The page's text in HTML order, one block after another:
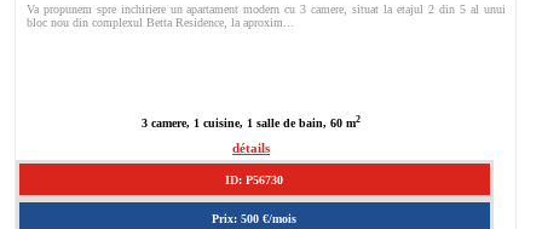
Va propunem spre inchiriere un apartament modern cu 3 camere, situat la etajul 2 din 5 al unui
bloc nou din complexul Betta Residence, la aproxim...
3 camere, 1 cuisine, 1 salle de bain, 60 m2
détails
ID: P56730
Prix: 500 €/mois